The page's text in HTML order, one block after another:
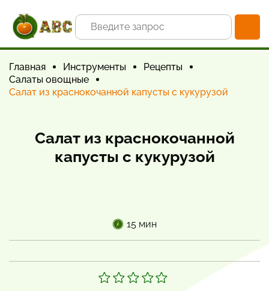
Главная Инструменты
Рецепты
Салаты овощные
Салат из краснокочанной капусты с кукурузой
Салат из краснокочанной
капусты с кукурузой
15 мин